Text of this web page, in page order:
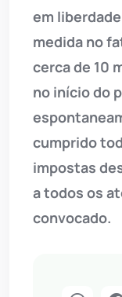
em
medida no
cerca de 10
no início do
cumprido
impostas
a todos os
convocado.